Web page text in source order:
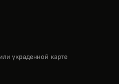
украденной карте